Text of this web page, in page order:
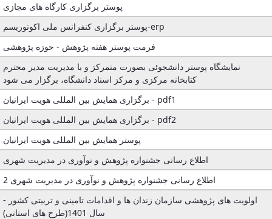
Studies
پوستر برگزاری کارگاه های مجازی
پوستربرگزاری کنفرانس ملی اکوتوریسم-erp
فرمت پوستر هفته پژوهش - حوزه پژوهشی
نمایشگاه پوستر دانشجوئی بصورت متمرکز و با مدیریت مدیر محترم
کتابخانه مرکزی و مرکز اسناد دانشگاه، برگزار می شود
برگزاری همایش بین المللی هویت ایرانیان - pdf1
برگزاری همایش بین المللی هویت ایرانیان - pdf2
پوستر همایش بین المللی هویت ایرانیان
اطلاع رسانی جشنواره پژوهش و نوآوری در مدیریت شهری
اطلاع رسانی جشنواره پژوهش و نوآوری در مدیریت شهری
اولویت های پژوهشی سازمان زندان ها و اقدامات تامینی و تربیتی کشور -
سال 1401(طرح های استانی)